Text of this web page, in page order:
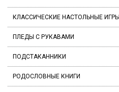
КЛАССИЧЕСКИЕ НАСТОЛЬНЫЕ ИГРЫ
ПЛЕДЫ С РУКАВАМИ
ПОДСТАКАННИКИ
РОДОСЛОВНЫЕ КНИГИ